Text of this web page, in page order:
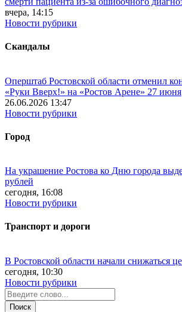
вчера, 14:15
Новости рубрики
Скандалы
Оперштаб Ростовской области отменил
«Руки Вверх!» на «Ростов Арене» 27 июня
26.06.2026 13:47
Новости рубрики
Город
На украшение Ростова ко Дню города
рублей
сегодня, 16:08
Новости рубрики
Транспорт и дороги
В Ростовской области начали снижаться
сегодня, 10:30
Новости рубрики